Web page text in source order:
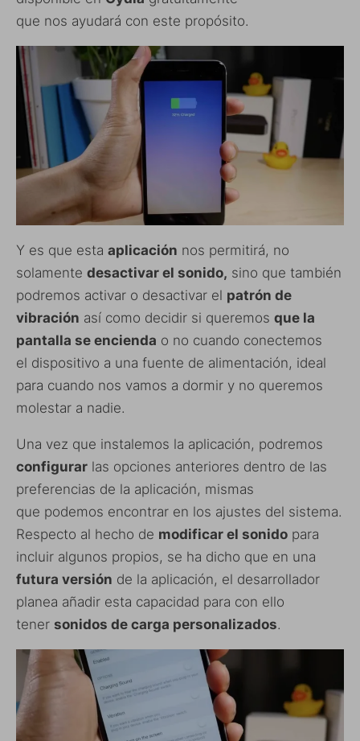
que nos ayudará con este propósito.
Y es que esta aplicación nos permitirá, no
solamente desactivar el sonido, sino que también
podremos activar o desactivar el patrón de
vibración así como decidir si queremos que la
pantalla se encienda o no cuando conectemos
el dispositivo a una fuente de alimentación, ideal
para cuando nos vamos a dormir y no queremos
molestar a nadie.
Una vez que instalemos la aplicación, podremos
configurar las opciones anteriores dentro de las
preferencias de la aplicación, mismas
que podemos encontrar en los ajustes del sistema.
Respecto al hecho de modificar el sonido para
incluir algunos propios, se ha dicho que en una
futura versión de la aplicación, el desarrollador
planea añadir esta capacidad para con ello
tener sonidos de carga personalizados.